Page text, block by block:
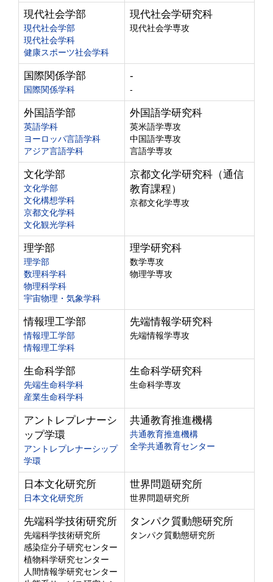
現代社会学部
現代社会学部
現代社会学科
健康スポーツ社会学科
現代社会学研究科
現代社会学専攻
国際関係学部
国際関係学科
-
-
外国語学部
英語学科
ヨーロッパ言語学科
アジア言語学科
外国語学研究科
英米語学専攻
中国語学専攻
言語学専攻
文化学部
文化学部
文化構想学科
京都文化学科
文化観光学科
京都文化学研究科（通信
教育課程）
京都文化学専攻
理学部
理学部
数理科学科
物理科学科
宇宙物理・気象学科
理学研究科
数学専攻
物理学専攻
情報理工学部
情報理工学部
情報理工学科
先端情報学研究科
先端情報学専攻
生命科学部
先端生命科学科
産業生命科学科
生命科学研究科
生命科学専攻
アントレプレナーシ
ップ学環
アントレプレナーシップ
学環
共通教育推進機構
共通教育推進機構
全学共通教育センター
日本文化研究所
日本文化研究所
世界問題研究所
世界問題研究所
先端科学技術研究所
先端科学技術研究所
感染症分子研究センター
植物科学研究センター
人間情報学研究センター
タンパク質動態研究所
タンパク質動態研究所